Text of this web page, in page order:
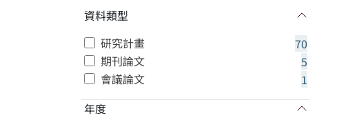
資料類型
研究計畫
70
期刊論文
5
會議論文
1
年度